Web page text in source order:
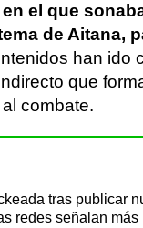
el que
de Aitana,
han ido
que
combate.
tras publicar
redes señalan